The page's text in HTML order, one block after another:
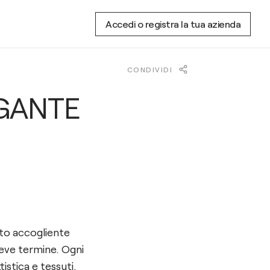
Accedi o registra la tua azienda
CONDIVIDI
accogliente
termine. Ogni
e tessuti.